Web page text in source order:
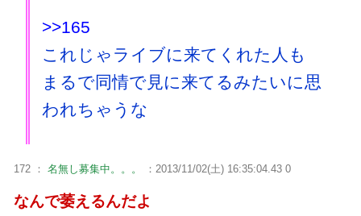
>>165
これじゃライブに来てくれた人も
まるで同情で見に来てるみたいに思
われちゃうな
172 ： 名無し募集中。。。 ：2013/11/02(土) 16:35:04.43 0
なんで萎えるんだよ